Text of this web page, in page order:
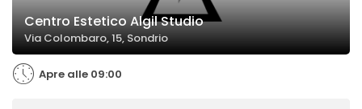
Centro Estetico Algil Studio
Via Colombaro, 15, Sondrio
Apre alle 09:00